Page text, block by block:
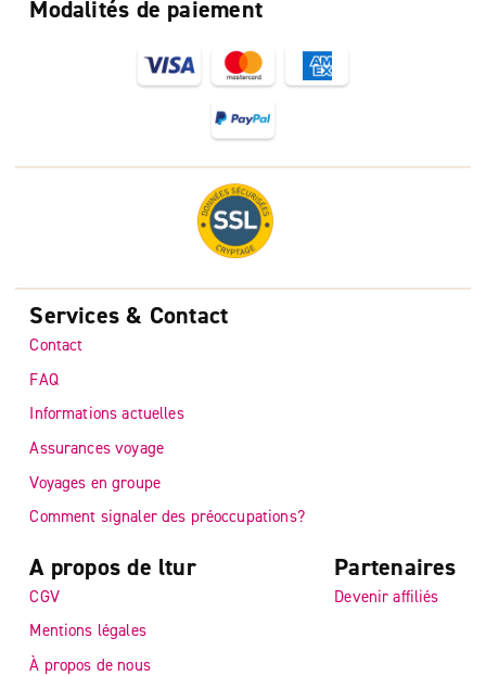
Modalités de paiement
Services & Contact
Contact
FAQ
Informations actuelles
Assurances voyage
Voyages en groupe
Comment signaler des préoccupations?
A propos de ltur
CGV
Mentions légales
À propos de nous
Partenaires
Devenir affiliés